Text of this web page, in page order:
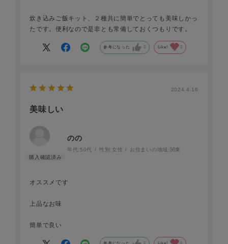
炊き込みご飯キット、２種共に簡単でとっても美味しかっ
たです。便利なので是非とも常備しておくつもりです。
参考になった 3 Like! 3
2024.4.16
美味しい
のの
年代: 50代 性別:女性 お住まいの地域: 関東
オススメです
上品なお味
簡単で良い